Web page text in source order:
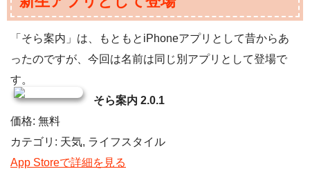
「そら案内」は、もともとiPhoneアプリとして昔からあ
ったのですが、今回は名前は同じ別アプリとして登場で
す。
そら案内 2.0.1
価格: 無料
カテゴリ: 天気, ライフスタイル
App Storeで詳細を見る